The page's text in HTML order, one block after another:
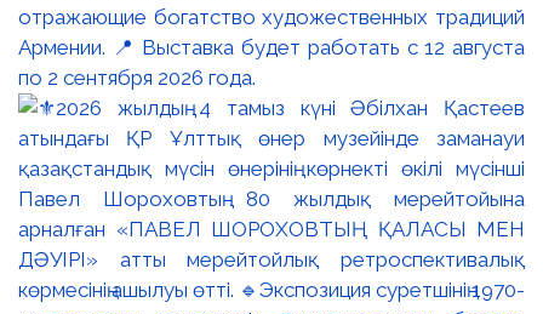
отражающие богатство художественных традиций
Армении. 📍 Выставка будет работать с 12 августа
по 2 сентября 2026 года.